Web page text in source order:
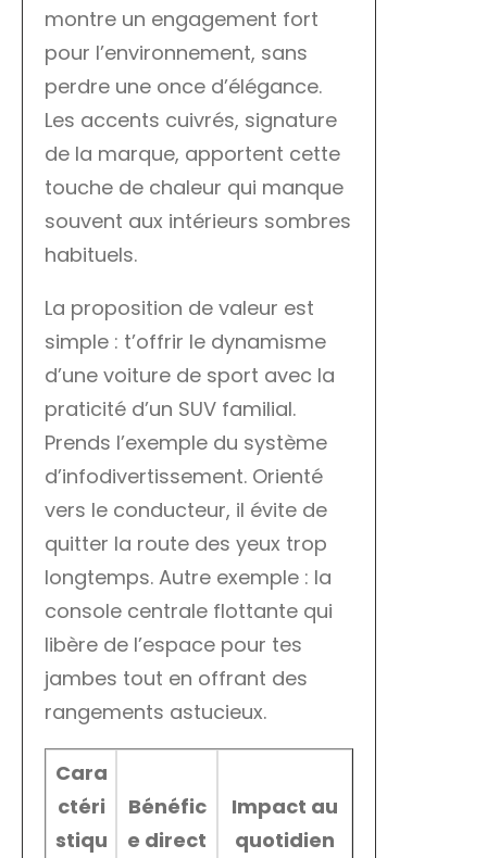
montre un engagement fort
pour l’environnement, sans
perdre une once d’élégance.
Les accents cuivrés, signature
de la marque, apportent cette
touche de chaleur qui manque
souvent aux intérieurs sombres
habituels.
La proposition de valeur est
simple : t’offrir le dynamisme
d’une voiture de sport avec la
praticité d’un SUV familial.
Prends l’exemple du système
d’infodivertissement. Orienté
vers le conducteur, il évite de
quitter la route des yeux trop
longtemps. Autre exemple : la
console centrale flottante qui
libère de l’espace pour tes
jambes tout en offrant des
rangements astucieux.
Cara
ctéri
stiqu
Bénéfic
e direct
Impact au
quotidien